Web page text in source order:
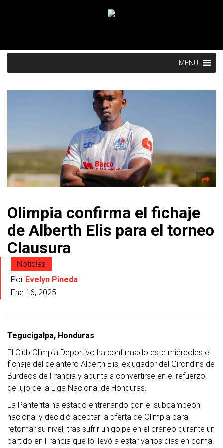
MENU
Olimpia confirma el fichaje
de Alberth Elis para el torneo
Clausura
Noticias
Por Evelyn Pineda
Ene 16, 2025
Tegucigalpa, Honduras
El Club Olimpia Deportivo ha confirmado este miércoles el
fichaje del delantero Alberth Elis, exjugador del Girondins de
Burdeos de Francia y apunta a convertirse en el refuerzo
de lujo de la Liga Nacional de Honduras.
La Panterita ha estado entrenando con el subcampeón
nacional y decidió aceptar la oferta de Olimpia para
retomar su nivel, tras sufrir un golpe en el cráneo durante un
partido en Francia que lo llevó a estar varios días en coma.